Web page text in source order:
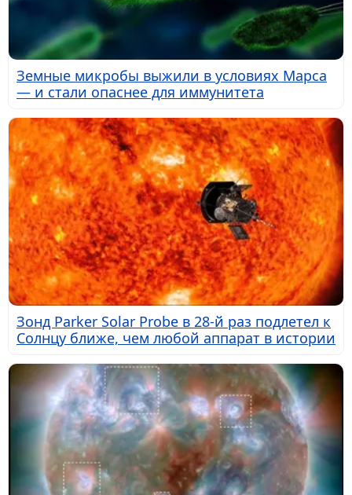
Земные микробы выжили в условиях Марса
— и стали опаснее для иммунитета
Зонд Parker Solar Probe в 28-й раз подлетел к
Солнцу ближе, чем любой аппарат в истории